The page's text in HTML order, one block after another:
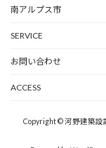
南アルプス市
SERVICE
お問い合わせ
ACCESS
Copyright © 河野建築